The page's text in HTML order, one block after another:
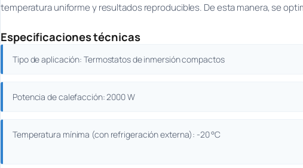
temperatura uniforme y resultados reproducibles. De esta manera, se
Especificaciones técnicas
Tipo de aplicación: Termostatos de inmersión compactos
Potencia de calefacción: 2000 W
Temperatura mínima (con refrigeración externa): -20 °C